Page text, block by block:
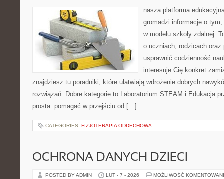
nasza platforma
gromadzi informacje o
w modelu szkoły zdalnej.
o uczniach, rodzicach
usprawnić codzienność
interesuje Cię konkret
znajdziesz tu poradniki, które ułatwiają wdrożenie dobrych
rozwiązań. Dobre kategorie to Laboratorium STEAM i Edukacja
prosta: pomagać w przejściu od […]
CATEGORIES: FIZJOTERAPIA ODDECHOWA
OCHRONA DANYCH DZIECI
POSTED BY ADMIN LUT - 7 - 2026 MOŻLIWOŚĆ